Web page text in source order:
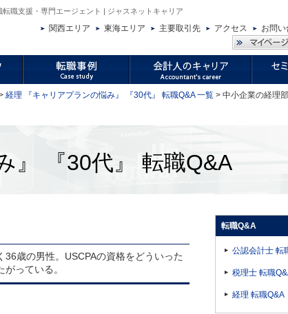
職支援・専門エージェント | ジャスネットキャリア
お問
アクセス
主要取引先
東海エリア
関西エリア
経理 『キャリアプランの悩み』 『30代』 転職Q&A 一覧 > 中小企業の経理
』 『30代』 転職Q&A
36歳の男性。USCPAの資格をどういった
っている。
転職Q&A
公認会計士 転
税理士 転職
経理 転職Q&A